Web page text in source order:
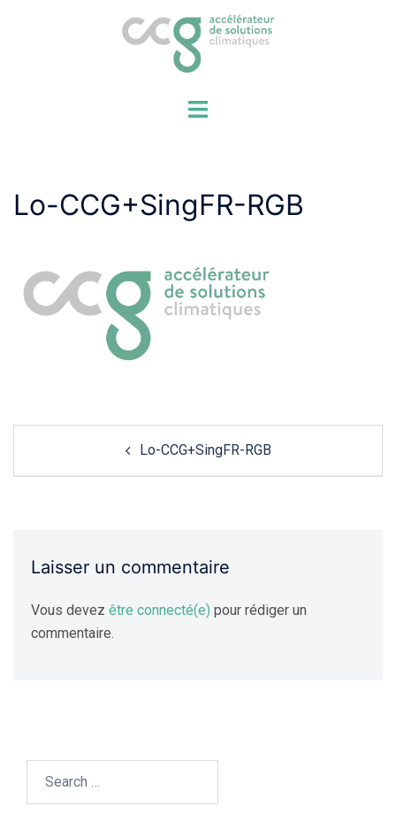
Lo-CCG+SingFR-RGB
l'article
Lo-CCG+SingFR-RGB
Laisser un commentaire
Vous devez être connecté(e) pour rédiger un
commentaire.